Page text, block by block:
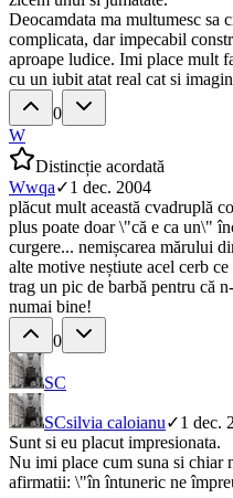
Deocamdata ma multumesc sa
complicata, dar impecabil
aproape ludice. Imi place mult
cu un iubit atat real cat si
0
W
Distincție acordată
Wwqa✓1 dec. 2004
plăcut mult această cvadruplă
plus poate doar \"că e ca un\"
curgere... nemișcarea mărului
alte motive neștiute acel cerb
trag un pic de barbă pentru că
numai bine!
0
SC
SCsilvia caloianu✓1 dec.
Sunt si eu placut impresionata.
Nu imi place cum suna si chiar
afirmatii: \"în întuneric ne